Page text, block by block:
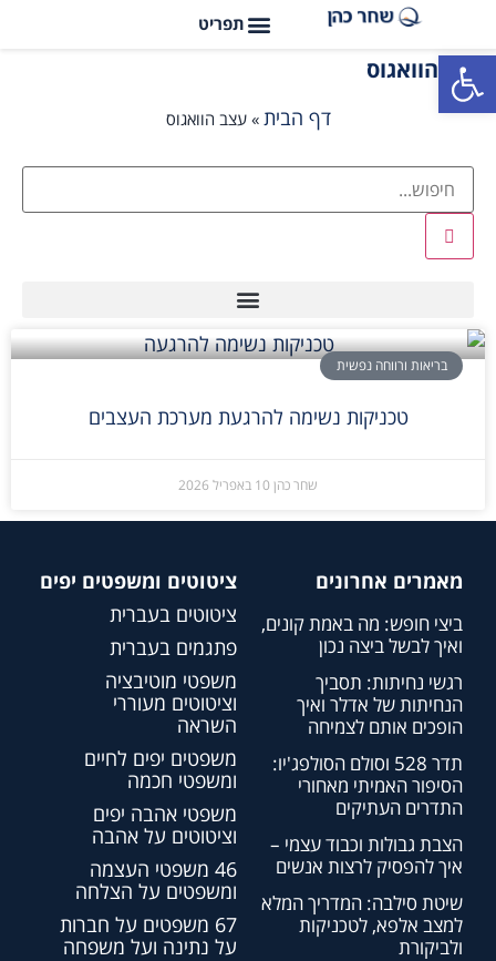
פתח סרגל נגישות
עצב הוואגוס
דף הבית »עצב הוואגוס
בריאות ורווחה נפשית
טכניקות נשימה להרגעת מערכת העצבים
שחר כהן 10 באפריל 2026
מאמרים אחרונים
ביצי חופש: מה באמת קונים,
ואיך לבשל ביצה נכון
רגשי נחיתות: תסביך
הנחיתות של אדלר ואיך
הופכים אותם לצמיחה
תדר 528 וסולם הסולפג'יו:
הסיפור האמיתי מאחורי
התדרים העתיקים
הצבת גבולות וכבוד עצמי –
איך להפסיק לרצות אנשים
שיטת סילבה: המדריך המלא
למצב אלפא, לטכניקות
ולביקורת
ציטוטים ומשפטים יפים
ציטוטים בעברית
פתגמים בעברית
משפטי מוטיבציה
וציטוטים מעוררי
השראה
משפטים יפים לחיים
ומשפטי חכמה
משפטי אהבה יפים
וציטוטים על אהבה
46 משפטי העצמה
ומשפטים על הצלחה
67 משפטים על חברות
על נתינה ועל משפחה